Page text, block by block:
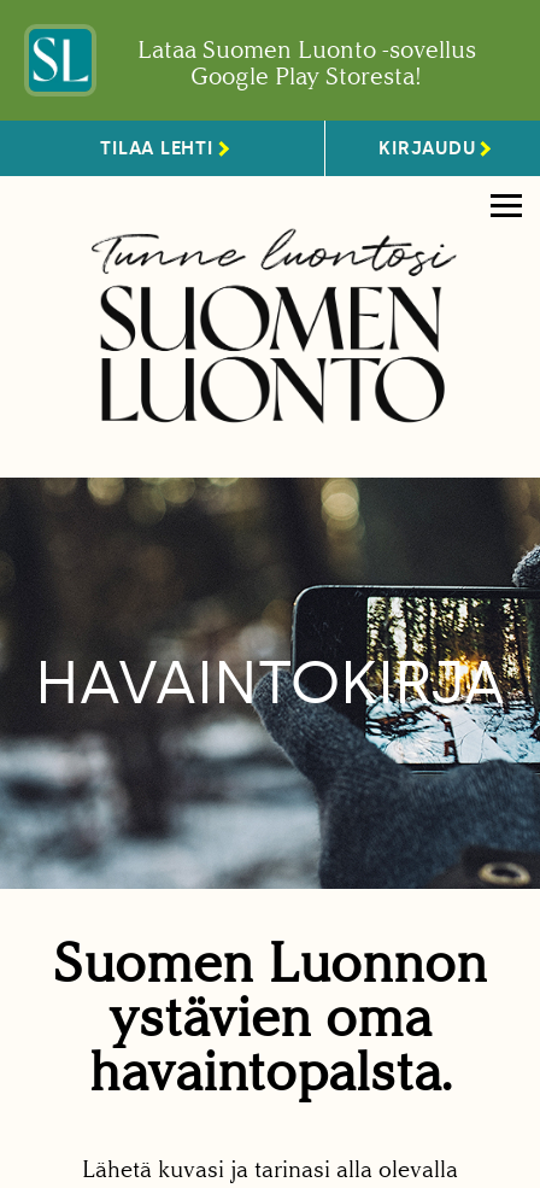
Lataa Suomen Luonto -sovellus
Google Play Storesta!
TILAA LEHTI KIRJAUDU
HAVAINTOKIRJA
Suomen Luonnon
ystävien oma
havaintopalsta.
Lähetä kuvasi ja tarinasi alla olevalla